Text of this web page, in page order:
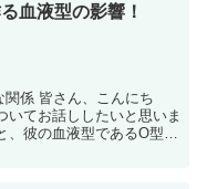
血液型の影響！
係 皆さん、こんにち
いてお話ししたいと思いま
彼の血液型であるO型と